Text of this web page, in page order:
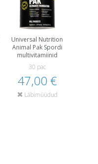
Universal Nutrition
Animal Pak Spordi
multivitamiinid
30 pac
47,00 €
Läbimüüdud